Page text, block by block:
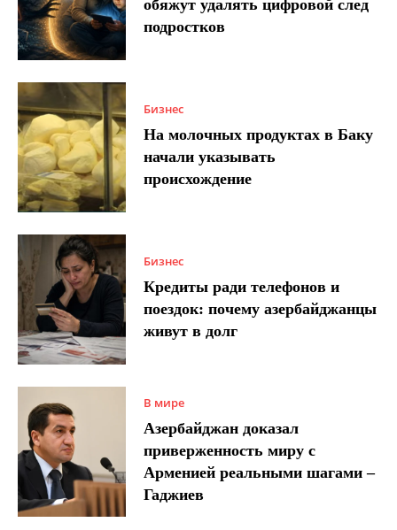
обяжут удалять цифровой след
подростков
Бизнес
На молочных продуктах в Баку
начали указывать
происхождение
Бизнес
Кредиты ради телефонов и
поездок: почему азербайджанцы
живут в долг
В мире
Азербайджан доказал
приверженность миру с
Арменией реальными шагами –
Гаджиев